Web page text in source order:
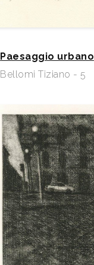
Paesaggio urbano
Bellomi Tiziano - 5